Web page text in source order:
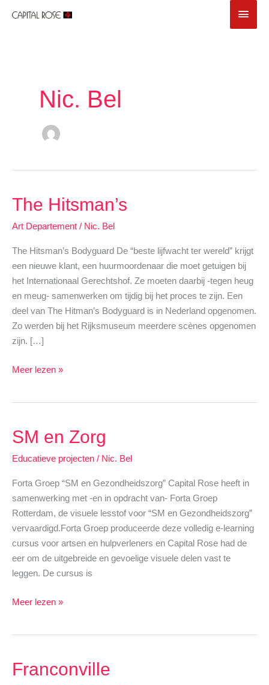
naar
Nic. Bel
The Hitsman’s
Art Departement / Nic. Bel
The Hitsman’s Bodyguard De “beste lijfwacht ter wereld” krijgt
een nieuwe klant, een huurmoordenaar die moet getuigen bij
het Internationaal Gerechtshof. Ze moeten daarbij -tegen heug
en meug- samenwerken om tijdig bij het proces te zijn. Een
deel van The Hitman’s Bodyguard is in Nederland opgenomen.
Zo werden bij het Rijksmuseum meerdere scènes opgenomen
zijn. […]
The
Meer lezen »
SM en Zorg
Educatieve projecten / Nic. Bel
Forta Groep “SM en Gezondheidszorg” Capital Rose heeft in
samenwerking met -en in opdracht van- Forta Groep
Rotterdam, de visuele lesstof voor “SM en Gezondheidszorg”
vervaardigd.Forta Groep produceerde deze volledig e-learning
cursus voor artsen en hulpverleners en Capital Rose had de
eer om de uitgebreide en gevoelige visuele delen vast te
leggen. De cursus is
SM
Meer lezen »
Franconville